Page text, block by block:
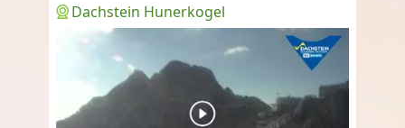
Dachstein Hunerkogel